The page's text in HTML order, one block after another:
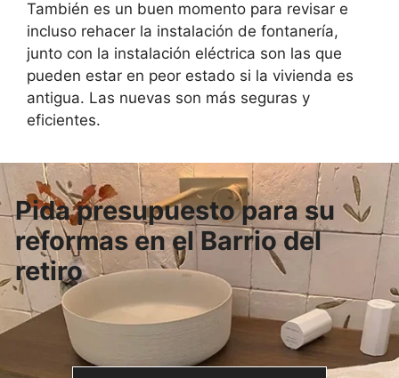
También es un buen momento para revisar e
incluso rehacer la instalación de fontanería,
junto con la instalación eléctrica son las que
pueden estar en peor estado si la vivienda es
antigua. Las nuevas son más seguras y
eficientes.
Pida presupuesto para su
reformas en el Barrio del
retiro